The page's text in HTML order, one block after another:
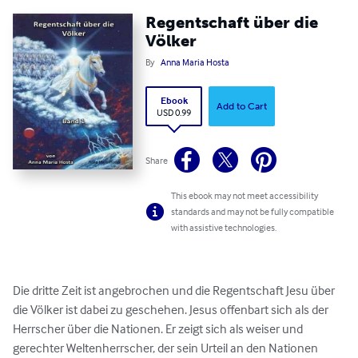
Regentschaft über die
Völker
By Anna Maria Hosta
Ebook
USD 0.99
Add to Cart
Share
This ebook may not meet accessibility
standards and may not be fully compatible
with assistive technologies.
Die dritte Zeit ist angebrochen und die Regentschaft Jesu über
die Völker ist dabei zu geschehen. Jesus offenbart sich als der
Herrscher über die Nationen. Er zeigt sich als weiser und
gerechter Weltenherrscher, der sein Urteil an den Nationen